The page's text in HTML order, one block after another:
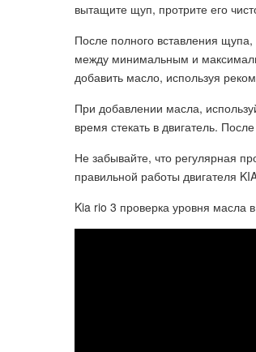
вытащите щуп, протрите его
После полного вставления
между минимальным и
добавить масло, используя
При добавлении масла,
время стекать в двигатель.
Не забывайте, что регулярная
правильной работы двигателя
Kia rio 3 проверка уровня масла